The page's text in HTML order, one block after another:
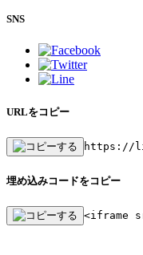
SNS
URLをコピー
https://
埋め込みコードをコピー
<iframe